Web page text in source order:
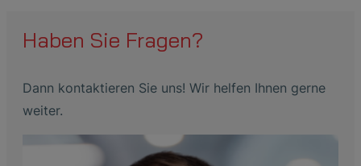
Haben Sie Fragen?
Dann kontaktieren Sie uns! Wir helfen Ihnen gerne
weiter.